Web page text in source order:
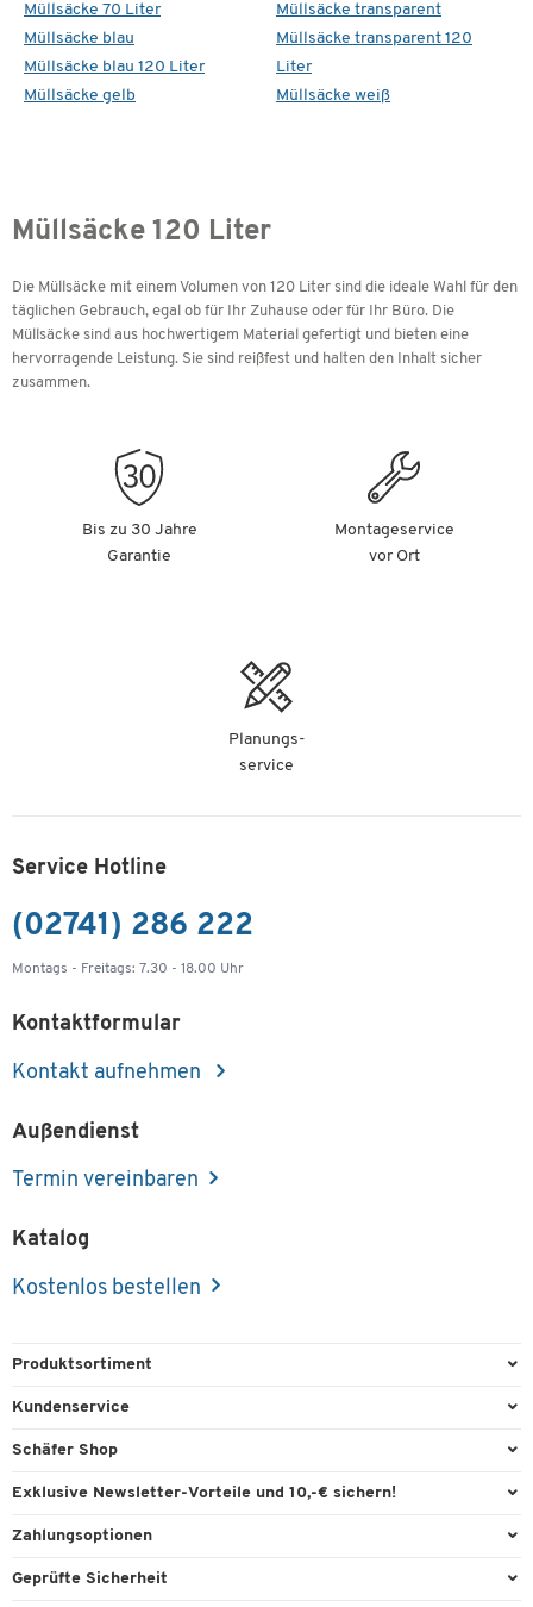
Müllsäcke 70 Liter
Müllsäcke blau
Müllsäcke blau 120 Liter
Müllsäcke gelb
Müllsäcke transparent
Müllsäcke transparent 120
Liter
Müllsäcke weiß
Müllsäcke 120 Liter
Die Müllsäcke mit einem Volumen von 120 Liter sind die ideale Wahl für den
täglichen Gebrauch, egal ob für Ihr Zuhause oder für Ihr Büro. Die
Müllsäcke sind aus hochwertigem Material gefertigt und bieten eine
hervorragende Leistung. Sie sind reißfest und halten den Inhalt sicher
zusammen.
Bis zu 30 Jahre
Garantie
Montageservice
vor Ort
Planungs-
service
Service Hotline
(02741) 286 222
Montags - Freitags: 7.30 - 18.00 Uhr
Kontaktformular
Kontakt aufnehmen
Außendienst
Termin vereinbaren
Katalog
Kostenlos bestellen
Produktsortiment
Büroausstattung
Reinigung & Hygiene
Technik
Kundenservice
Direktbestellung
Kontaktformulare
Lieferinformationen
Schäfer Shop
Services & Leistungen
Workplace Solutions
Exklusive Newsletter-Vorteile und 10,-€ sichern!
Willkommensgutschein
Zahlungsoptionen
Paypal
Geprüfte Sicherheit